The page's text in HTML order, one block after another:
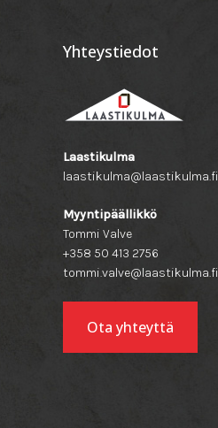
Yhteystiedot
Laastikulma
laastikulma@laastikulma.fi
Myyntipäällikkö
Tommi Valve
+358 50 413 2756
tommi.valve@laastikulma.fi
Ota yhteyttä